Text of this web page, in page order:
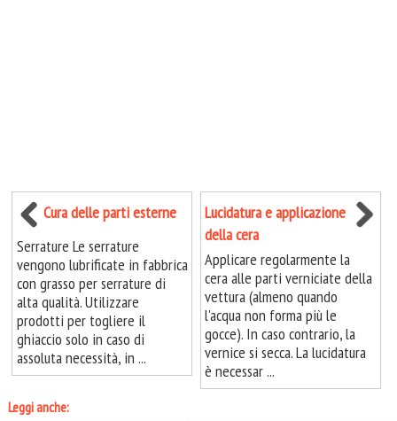
Cura delle parti esterne
Serrature Le serrature
vengono lubrificate in fabbrica
con grasso per serrature di
alta qualità. Utilizzare
prodotti per togliere il
ghiaccio solo in caso di
assoluta necessità, in ...
Lucidatura e applicazione
della cera
Applicare regolarmente la
cera alle parti verniciate della
vettura (almeno quando
l'acqua non forma più le
gocce). In caso contrario, la
vernice si secca. La lucidatura
è necessar ...
Leggi anche: